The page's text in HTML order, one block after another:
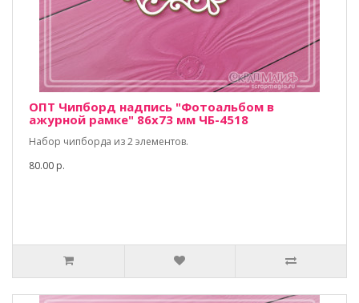
ОПТ Чипборд надпись "Фотоальбом в
ажурной рамке" 86х73 мм ЧБ-4518
Набор чипборда из 2 элементов.
80.00 р.